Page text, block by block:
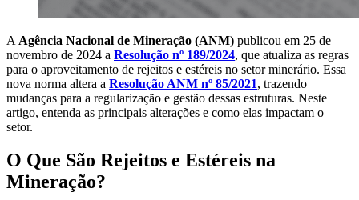
A Agência Nacional de Mineração (ANM) publicou em 25 de
novembro de 2024 a Resolução nº 189/2024, que atualiza as regras
para o aproveitamento de rejeitos e estéreis no setor minerário. Essa
nova norma altera a Resolução ANM nº 85/2021, trazendo
mudanças para a regularização e gestão dessas estruturas. Neste
artigo, entenda as principais alterações e como elas impactam o
setor.
O Que São Rejeitos e Estéreis na
Mineração?